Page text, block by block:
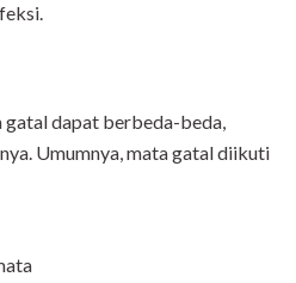
gatal dapat berbeda-beda,
Umumnya, mata gatal diikuti